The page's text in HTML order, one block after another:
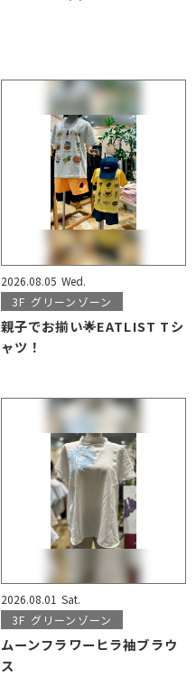
2026.08.05 Wed.
3F グリーンゾーン
親子でお揃い🌟EATLIST Tシ
ャツ！
2026.08.01 Sat.
3F グリーンゾーン
ムーンフラワーヒラ袖ブラウ
ス